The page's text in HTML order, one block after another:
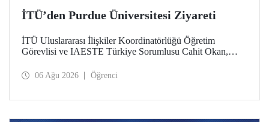
İTÜ’den Purdue Üniversitesi Ziyareti
İTÜ Uluslararası İlişkiler Koordinatörlüğü Öğretim
Görevlisi ve IAESTE Türkiye Sorumlusu Cahit Okan,
Temmuz tarihlerinde ABD’de dünyanın önde gelen
06 Ağu 2026 Öğrenci